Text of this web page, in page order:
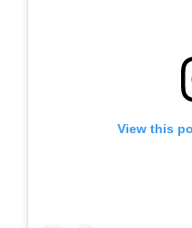
View this